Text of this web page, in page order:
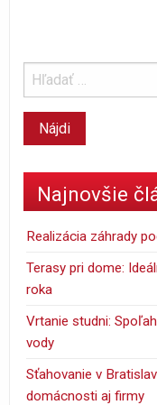
Najnovšie
Realizácia záhrady
Terasy pri dome:
roka
Vrtanie studni:
vody
Sťahovanie v
domácnosti aj firmy